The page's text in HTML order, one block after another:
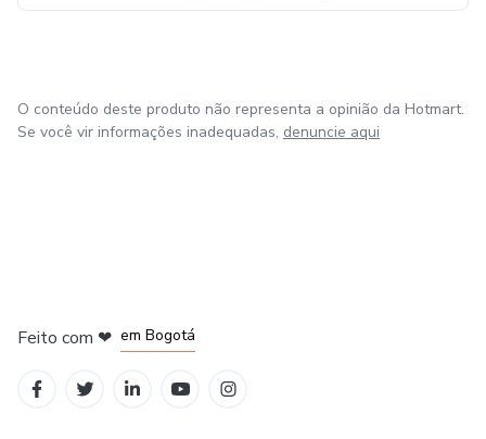
O conteúdo deste produto não representa a opinião da Hotmart.
Se você vir informações inadequadas, denuncie aqui
Feito com ❤ em Bogotá